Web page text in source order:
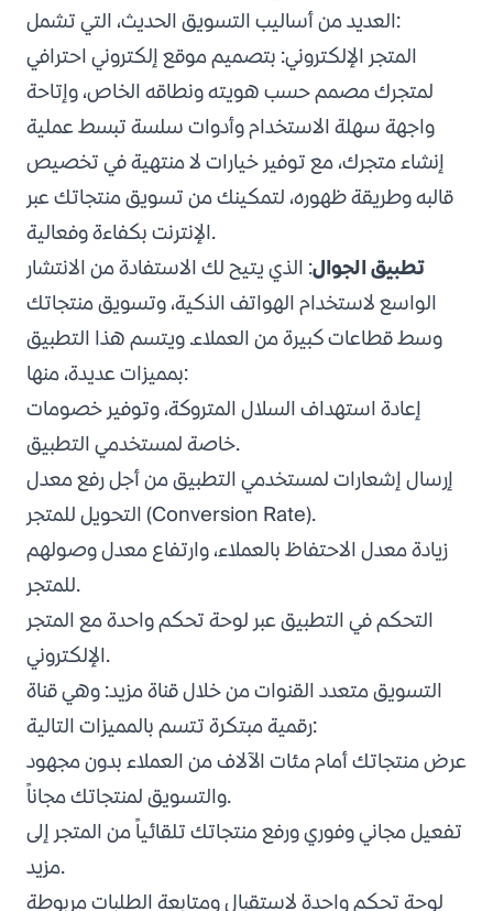
العديد من أساليب التسويق الحديث، التي تشمل:
المتجر الإلكتروني:بتصميم موقع إلكترونياحترافي
لمتجرك مصمم حسب هويته ونطاقه الخاص، وإتاحة
واجهة سهلة الاستخدام وأدوات سلسة تبسط عملية
إنشاء متجرك، مع توفير خيارات لا منتهية في تخصيص
قالبه وطريقة ظهوره، لتمكينك من تسويق منتجاتك عبر
الإنترنت بكفاءة وفعالية.
تطبيق الجوال: الذي يتيح لك الاستفادة من الانتشار
الواسع لاستخدام الهواتف الذكية، وتسويق منتجاتك
وسط قطاعات كبيرة من العملاء. ويتسم هذا التطبيق
بمميزات عديدة، منها:
إعادة استهداف السلال المتروكة، وتوفير خصومات
خاصة لمستخدمي التطبيق.
إرسال إشعارات لمستخدمي التطبيق من أجل رفع معدل
التحويل للمتجر (Conversion Rate).
زيادة معدل الاحتفاظ بالعملاء، وارتفاع معدل وصولهم
للمتجر.
التحكم في التطبيق عبر لوحة تحكم واحدة مع المتجر
الإلكتروني.
التسويق متعدد القنوات من خلال قناةمزيد: وهي قناة
رقمية مبتكرة تتسم بالمميزات التالية:
عرض منتجاتك أمام مئات الآلاف من العملاء بدون مجهود
والتسويق لمنتجاتك مجاناً.
تفعيل مجاني وفوري ورفع منتجاتك تلقائياً من المتجر إلى
مزيد.
لوحة تحكم واحدة لاستقبال ومتابعة الطلبات مربوطة